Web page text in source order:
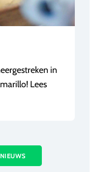
in
Lees